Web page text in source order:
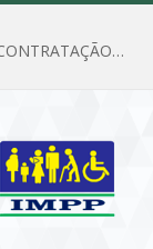
Dispensa de Licitação Nº 7/2026-300404-I (CONTRATAÇÃO DE EMPRESA PARA MANUTENÇÃO E REPARAÇÃO DE APARELHOS DE AR CONDICIONADO, EM ATENDIMENTO ÀS NECESSIDADES DO INSTITUTO DE PREVIDÊNCIA MUNICIPAL DE PORTEL/PA)